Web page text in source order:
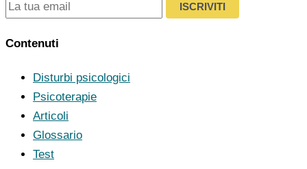
ISCRIVITI
Contenuti
Disturbi psicologici
Psicoterapie
Articoli
Glossario
Test